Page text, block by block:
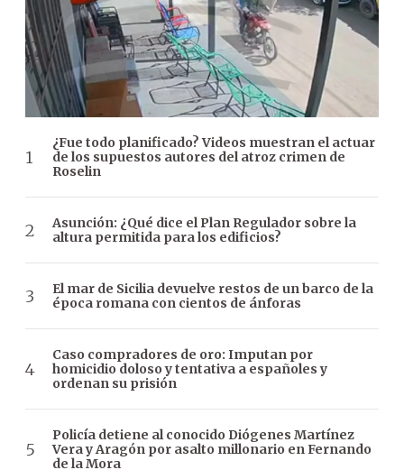
¿Fue todo planificado? Videos muestran el actuar
de los supuestos autores del atroz crimen de
Roselin
Asunción: ¿Qué dice el Plan Regulador sobre la
altura permitida para los edificios?
El mar de Sicilia devuelve restos de un barco de la
época romana con cientos de ánforas
Caso compradores de oro: Imputan por
homicidio doloso y tentativa a españoles y
ordenan su prisión
Policía detiene al conocido Diógenes Martínez
Vera y Aragón por asalto millonario en Fernando
de la Mora